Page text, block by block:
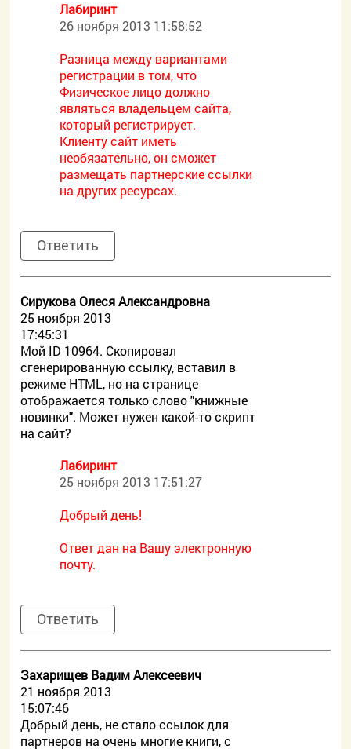
Лабиринт
26 ноября 2013 11:58:52
Разница между вариантами
регистрации в том, что
Физическое лицо должно
являться владельцем сайта,
который регистрирует.
Клиенту сайт иметь
необязательно, он сможет
размещать партнерские ссылки
на других ресурсах.
Ответить
Сирукова Олеся Александровна
25 ноября 2013
17:45:31
Мой ID 10964. Скопировал
сгенерированную ссылку, вставил в
режиме HTML, но на странице
отображается только слово "книжные
новинки". Может нужен какой-то скрипт
на сайт?
Лабиринт
25 ноября 2013 17:51:27
Добрый день!
Ответ дан на Вашу электронную
почту.
Ответить
Захарищев Вадим Алексеевич
21 ноября 2013
15:07:46
Добрый день, не стало ссылок для
партнеров на очень многие книги, с